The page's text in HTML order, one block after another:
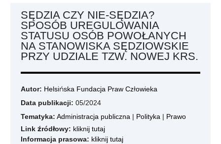
SĘDZIA CZY NIE-SĘDZIA?
SPOSÓB UREGULOWANIA
STATUSU OSÓB POWOŁANYCH
NA STANOWISKA SĘDZIOWSKIE
PRZY UDZIALE TZW. NOWEJ KRS.
Autor: Helsińska Fundacja Praw Człowieka
Data publikacji: 05/2024
Tematyka: Administracja publiczna | Polityka | Prawo
Link źródłowy: kliknij tutaj
Informacja prasowa: kliknij tutaj